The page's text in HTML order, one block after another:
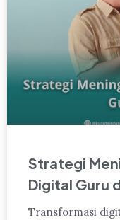
Strategi
Digital Guru
Transformasi